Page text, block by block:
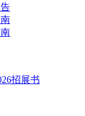
招展书